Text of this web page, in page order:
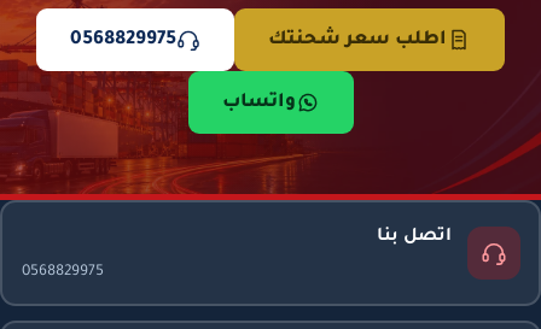
اطلب سعر شحنتك 0568829975
واتساب
اتصل بنا
0568829975